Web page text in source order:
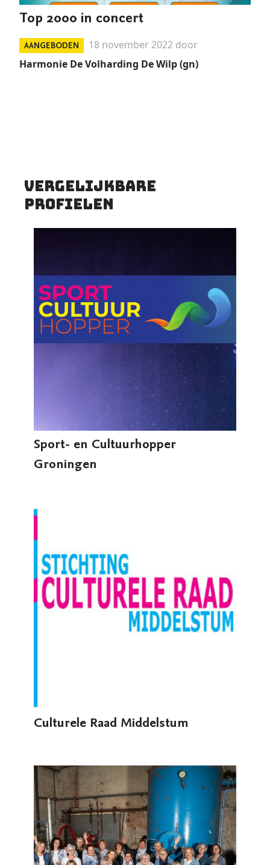
Top 2000 in concert
AANGEBODEN
18 november 2022 door
Harmonie De Volharding De Wilp (gn)
vergelijkbare
profielen
Sport- en Cultuurhopper
Groningen
Culturele Raad Middelstum